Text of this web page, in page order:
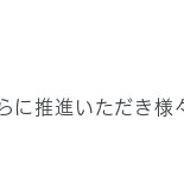
に推進いただき様